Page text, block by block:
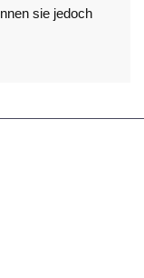
sie jedoch